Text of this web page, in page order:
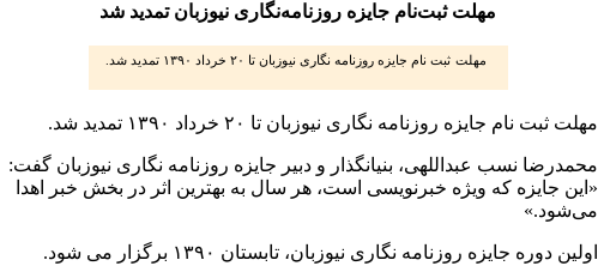
مهلت ثبت‌نام جایزه روزنامه‌نگاری نیوزبان تمدید شد
مهلت ثبت نام جایزه روزنامه نگاری نیوزبان تا ۲۰ خرداد ۱۳۹۰ تمدید شد.
مهلت ثبت نام جایزه روزنامه نگاری نیوزبان تا ۲۰ خرداد ۱۳۹۰ تمدید شد.
محمدرضا نسب عبداللهی، بنیانگذار و دبیر جایزه روزنامه نگاری نیوزبان گفت:
«این جایزه که ویژه خبرنویسی است، هر سال به بهترین اثر در بخش خبر اهدا
می‌شود.»
اولین دوره جایزه روزنامه نگاری نیوزبان، تابستان ۱۳۹۰ برگزار می شود.